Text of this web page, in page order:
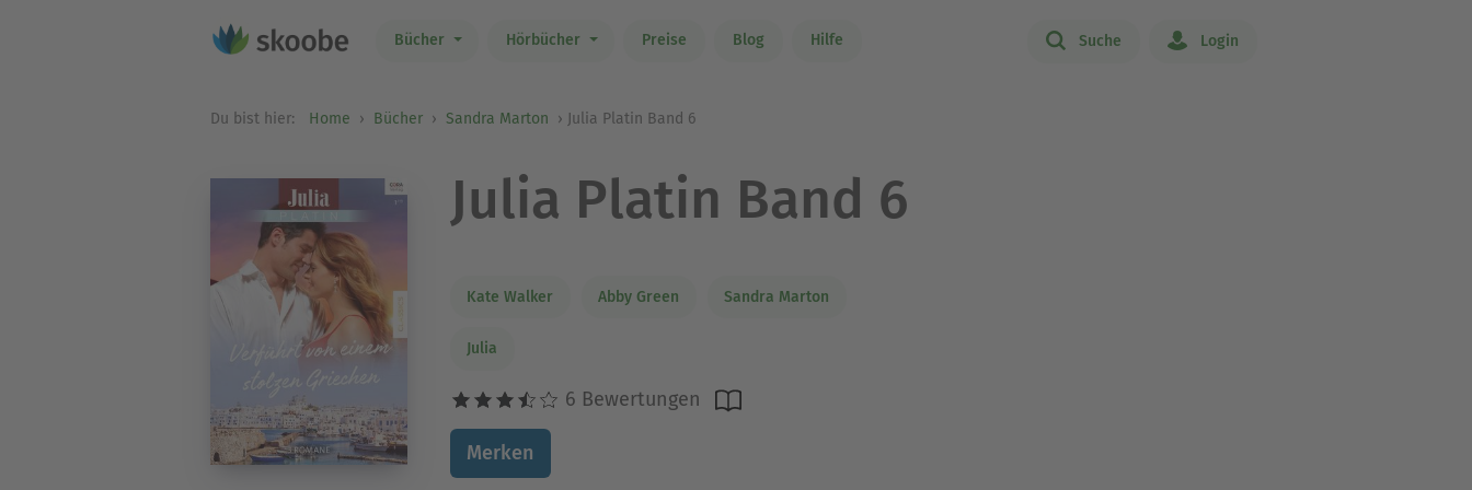
Bücher Hörbücher Preise Blog Hilfe Suche Login
Du bist hier: Home Bücher Sandra Marton Julia Platin Band 6
Julia Platin Band 6
Kate Walker Abby Green Sandra Marton
Julia
6 Bewertungen
Merken